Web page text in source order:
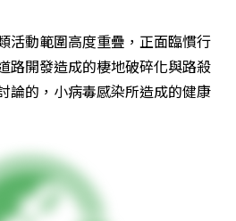
活動範圍高度重疊，正面臨慣行
路開發造成的棲地破碎化與路殺
論的，小病毒感染所造成的健康